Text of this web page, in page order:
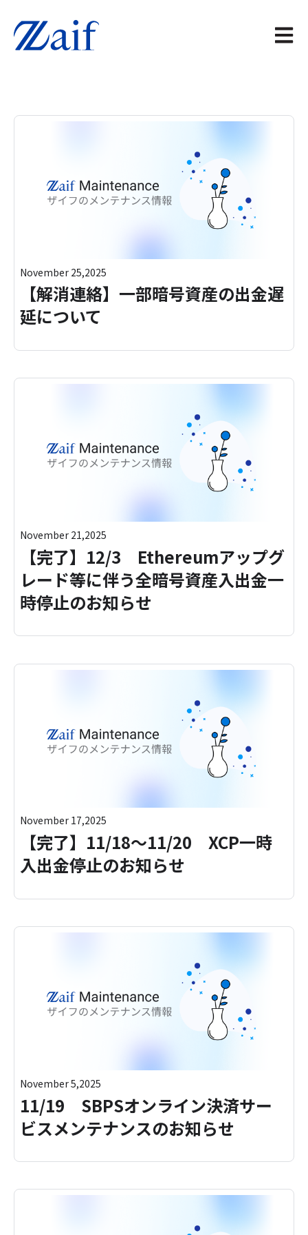
メイン
November 25,2025
【解消連絡】一部暗号資産の出金遅
延について
November 21,2025
【完了】12/3 Ethereumアップグ
レード等に伴う全暗号資産入出金一
時停止のお知らせ
November 17,2025
【完了】11/18～11/20 XCP一時
入出金停止のお知らせ
November 5,2025
11/19 SBPSオンライン決済サー
ビスメンテナンスのお知らせ